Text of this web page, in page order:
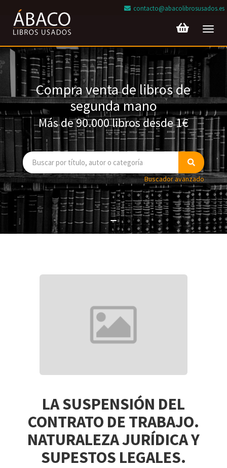
contacto@abacolibrosusados.es
Compra venta de libros de
segunda mano
Más de 90.000 libros desde 1€
Buscador avanzado
LA SUSPENSIÓN DEL
CONTRATO DE TRABAJO.
NATURALEZA JURÍDICA Y
SUPESTOS LEGALES.